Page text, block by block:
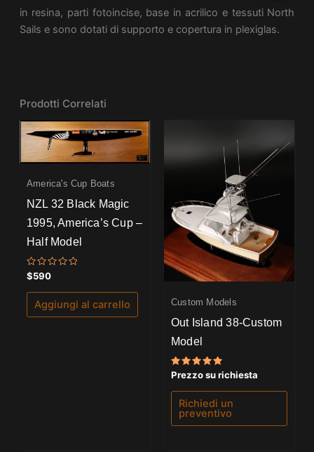
in resina, parti fotoincise, base in acrilico e tessuti North
Sails e sono dotati di supporto e copertura in plexiglas.
Prodotti Correlati
America's Cup Boats
NZL 32 Black Magic
1995, America’s Cup –
Half Model
Valutato
0
su
$590
Aggiungi al carrello Custom Models
Out Island 38-Custom
Model
Valutato
su 5
Prezzo su richiesta
Richiedi un
preventivo